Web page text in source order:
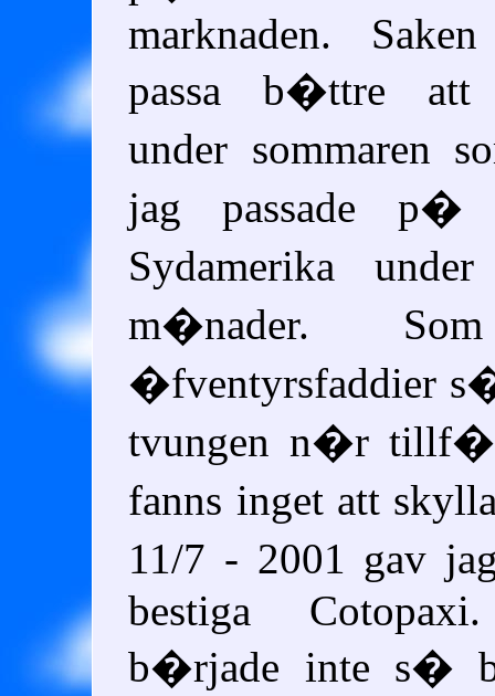
marknaden.
passa b�ttre att
under sommaren
jag passade p�
Sydamerika
m�nader.
�fventyrsfaddier
tvungen n�r
fanns inget att
11/7 - 2001 gav
bestiga
b�rjade inte s�